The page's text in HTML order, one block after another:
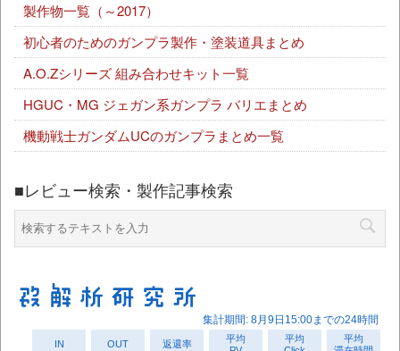
製作物一覧（～2017）
初心者のためのガンプラ製作・塗装道具まとめ
A.O.Zシリーズ 組み合わせキット一覧
HGUC・MG ジェガン系ガンプラ バリエまとめ
機動戦士ガンダムUCのガンプラまとめ一覧
■レビュー検索・製作記事検索